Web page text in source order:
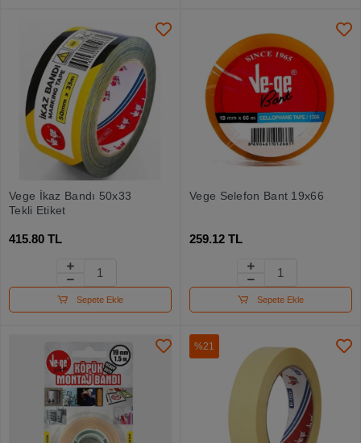
Vege İkaz Bandı 50x33
Tekli Etiket
415.80 TL
Sepete Ekle
Vege Selefon Bant 19x66
259.12 TL
Sepete Ekle
%21